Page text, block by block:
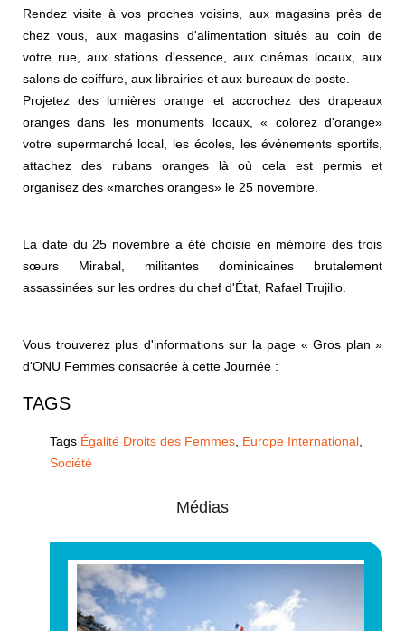
Rendez visite à vos proches voisins, aux magasins près de
chez vous, aux magasins d'alimentation situés au coin de
votre rue, aux stations d'essence, aux cinémas locaux, aux
salons de coiffure, aux librairies et aux bureaux de poste.
Projetez des lumières orange et accrochez des drapeaux
oranges dans les monuments locaux, « colorez d'orange»
votre supermarché local, les écoles, les événements sportifs,
attachez des rubans oranges là où cela est permis et
organisez des «marches oranges» le 25 novembre.
La date du 25 novembre a été choisie en mémoire des trois
sœurs Mirabal, militantes dominicaines brutalement
assassinées sur les ordres du chef d'État, Rafael Trujillo.
Vous trouverez plus d'informations sur la page « Gros plan »
d'ONU Femmes consacrée à cette Journée :
TAGS
Tags Égalité Droits des Femmes Europe International
Société
Médias